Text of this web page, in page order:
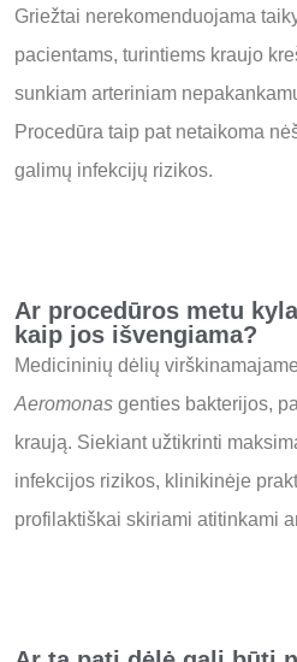
Griežtai nerekomenduojama
pacientams, turintiems kraujo
sunkiam arteriniam
Procedūra taip pat netaikoma
galimų infekcijų rizikos.
Ar procedūros metu
kaip jos išvengiama?
Medicininių dėlių
Aeromonas genties bakterijos,
kraują. Siekiant užtikrinti
infekcijos rizikos, klinikinėje
profilaktiškai skiriami atitinkami